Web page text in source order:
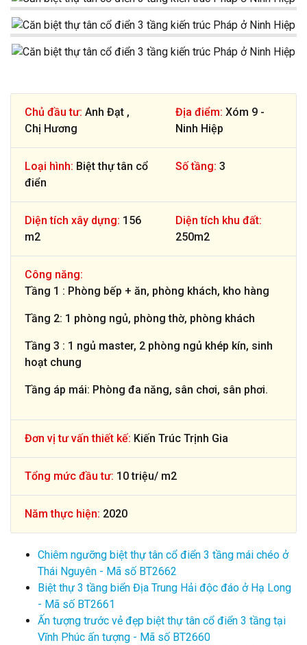
Chủ đầu tư: Anh Đạt ,
Chị Hương
Địa điểm: Xóm 9 -
Ninh Hiệp
Loại hình: Biệt thự tân cổ
điển
Số tầng: 3
Diện tích xây dựng: 156
m2
Diện tích khu đất:
250m2
Công năng:
Tầng 1 : Phòng bếp + ăn, phòng khách, kho hàng
Tầng 2: 1 phòng ngủ, phòng thờ, phòng khách
Tầng 3 : 1 ngủ master, 2 phòng ngủ khép kín, sinh
hoạt chung
Tầng áp mái: Phòng đa năng, sân chơi, sân phơi.
Đơn vị tư vấn thiết kế: Kiến Trúc Trịnh Gia
Tổng mức đầu tư: 10 triệu/ m2
Năm thực hiện: 2020
Chiêm ngưỡng biệt thự tân cổ điển 3 tầng mái chéo ở
Thái Nguyên - Mã số BT2662
Biệt thự 3 tầng biển Địa Trung Hải độc đáo ở Hạ Long
- Mã số BT2661
Ấn tượng trước vẻ đẹp biệt thự tân cổ điển 3 tầng tại
Vĩnh Phúc ấn tượng - Mã số BT2660